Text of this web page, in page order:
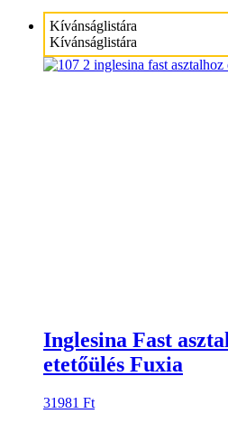
Kívánságlistára
Kívánságlistára
Inglesina Fast
etetőülés Fuxia
31981 Ft